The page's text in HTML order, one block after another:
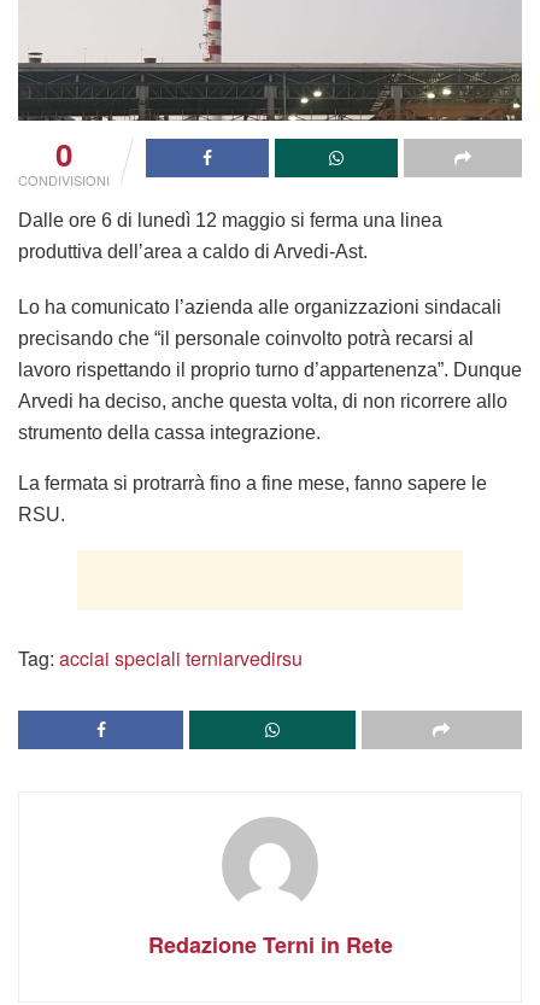
0
CONDIVISIONI
Dalle ore 6 di lunedì 12 maggio si ferma una linea
produttiva dell’area a caldo di Arvedi-Ast.
Lo ha comunicato l’azienda alle organizzazioni sindacali
precisando che “il personale coinvolto potrà recarsi al
lavoro rispettando il proprio turno d’appartenenza”. Dunque
Arvedi ha deciso, anche questa volta, di non ricorrere allo
strumento della cassa integrazione.
La fermata si protrarrà fino a fine mese, fanno sapere le
RSU.
Tag: acciai speciali terniarvedirsu
Redazione Terni in Rete